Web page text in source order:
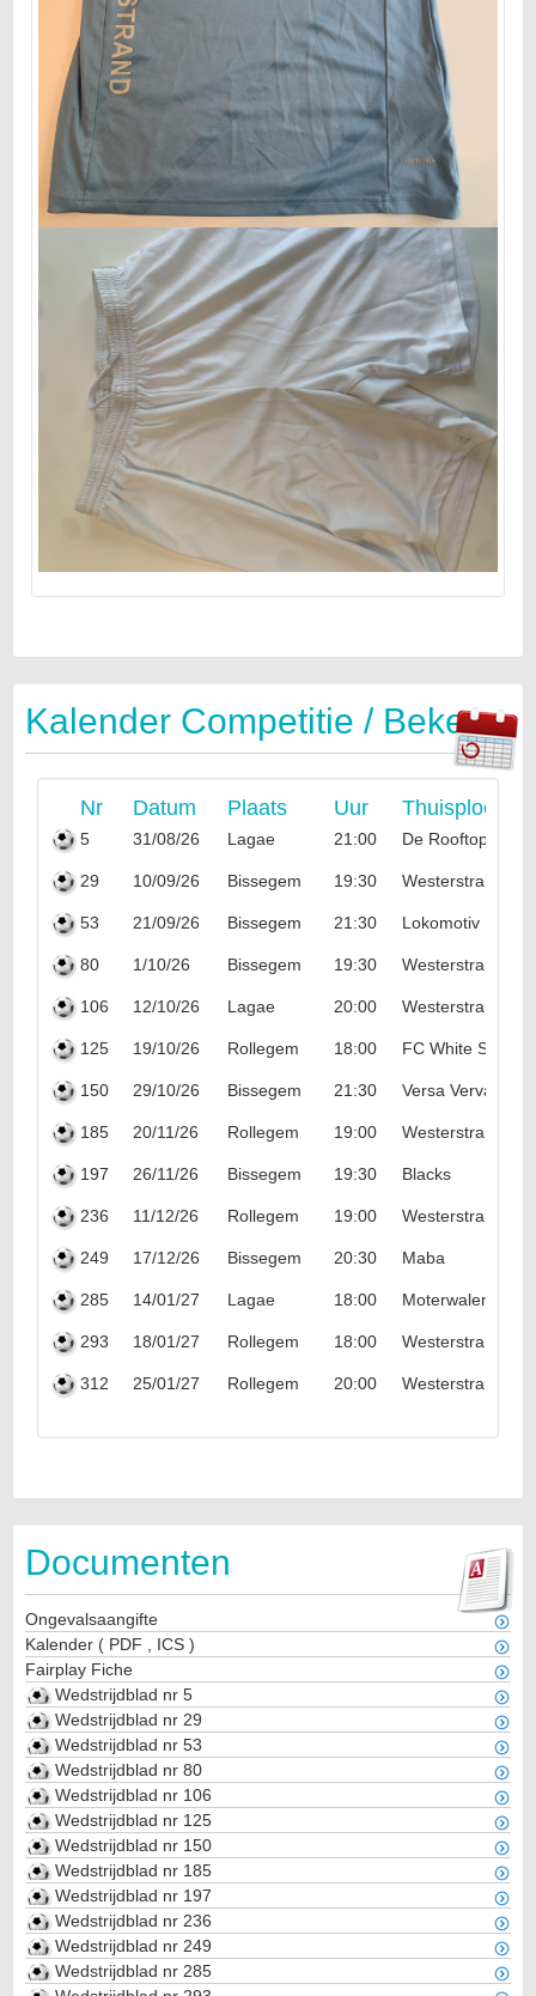
Kalender Competitie / Beker
Nr Datum Plaats Uur Thuisploeg
5 31/08/26 Lagae 21:00 De Rooftoppers
29 10/09/26 Bissegem 19:30 Westerstrand
53 21/09/26 Bissegem 21:30 Lokomotiv Popo
80 1/10/26 Bissegem 19:30 Westerstrand
106 12/10/26 Lagae 20:00 Westerstrand
125 19/10/26 Rollegem 18:00 FC White Star
150 29/10/26 Bissegem 21:30 Versa Vervacke
185 20/11/26 Rollegem 19:00 Westerstrand
197 26/11/26 Bissegem 19:30 Blacks
236 11/12/26 Rollegem 19:00 Westerstrand
249 17/12/26 Bissegem 20:30 Maba
285 14/01/27 Lagae 18:00 Moterwalen '09
293 18/01/27 Rollegem 18:00 Westerstrand
312 25/01/27 Rollegem 20:00 Westerstrand
Documenten
Ongevalsaangifte
Kalender ( PDF ICS )
Fairplay Fiche
Wedstrijdblad nr 5
Wedstrijdblad nr 29
Wedstrijdblad nr 53
Wedstrijdblad nr 80
Wedstrijdblad nr 106
Wedstrijdblad nr 125
Wedstrijdblad nr 150
Wedstrijdblad nr 185
Wedstrijdblad nr 197
Wedstrijdblad nr 236
Wedstrijdblad nr 249
Wedstrijdblad nr 285